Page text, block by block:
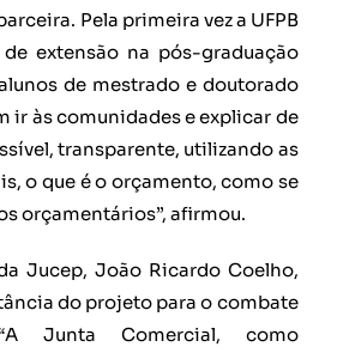
Pela primeira vez a UFPB
extensão na pós-graduação
de mestrado e doutorado
ir às comunidades e explicar de
transparente, utilizando as
o que é o orçamento, como se
orçamentários”, afirmou.
Jucep, João Ricardo Coelho,
do projeto para o combate
Junta Comercial, como